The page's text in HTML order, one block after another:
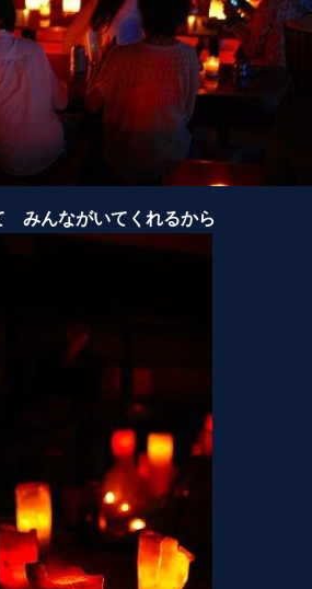
みんながいてくれるから